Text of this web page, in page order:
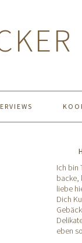
Ich bin
backe,
liebe
Dich
eben